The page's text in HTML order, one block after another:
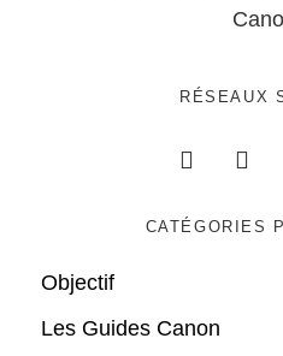
RÉSEAUX
CATÉGORIES
Objectif
Les Guides Canon